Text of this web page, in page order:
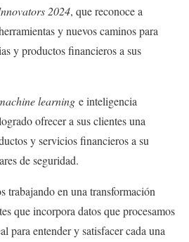
2024, que reconoce a
y nuevos caminos para
y productos financieros a sus
learning e inteligencia
ofrecer a sus clientes una
y servicios financieros a su
de seguridad.
trabajando en una transformación
que incorpora datos que procesamos
para entender y satisfacer cada una